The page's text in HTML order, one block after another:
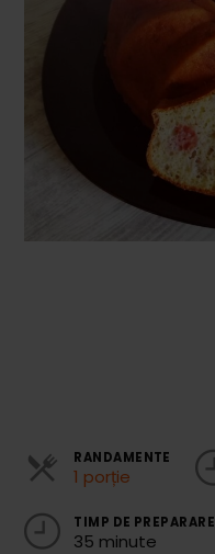
Brioșe și Checuri
Budinci, Jeleuri și Sufleuri
Cheesecake
Conserve
Sirop / Compot
RANDAMENTE
1 porție
TIMP DE PREPARARE
35 minute